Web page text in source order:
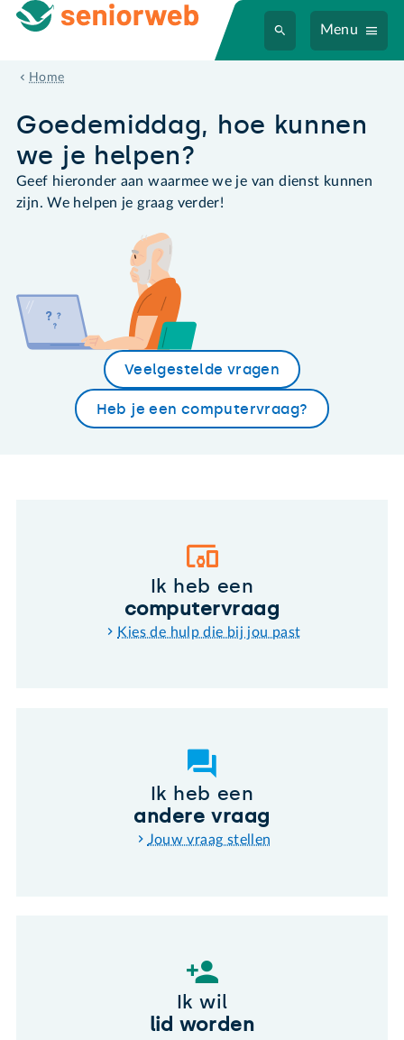
Menu
Home
Goedemiddag, hoe kunnen
we je helpen?
Geef hieronder aan waarmee we je van dienst kunnen
zijn. We helpen je graag verder!
Veelgestelde vragen
Heb je een computervraag?
Ik heb een
computervraag
Kies de hulp die bij jou past
Ik heb een
andere vraag
Jouw vraag stellen
Ik wil
lid worden